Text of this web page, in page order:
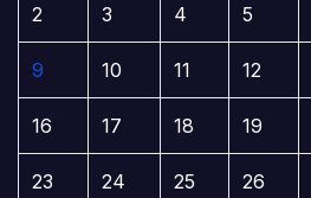
2 3 4 5
9 10 11 12
16 17 18 19
23 24 25 26